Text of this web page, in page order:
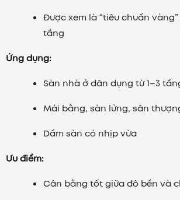
Được xem là “tiêu chuẩn
tầng
Ứng dụng:
Sàn nhà ở dân dụng từ 1–3
Mái bằng, sàn lửng, sân
Dầm sàn có nhịp vừa
Ưu điểm:
Cân bằng tốt giữa độ bền và